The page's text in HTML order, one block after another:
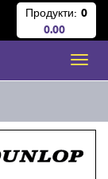
Продукти: 0
0.00